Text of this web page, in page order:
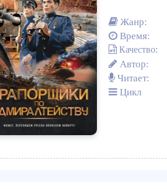
Жанр:
Время:
Качество:
Автор:
Читает:
Цикл